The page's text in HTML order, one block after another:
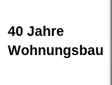
40 Jahre
Wohnungsbau